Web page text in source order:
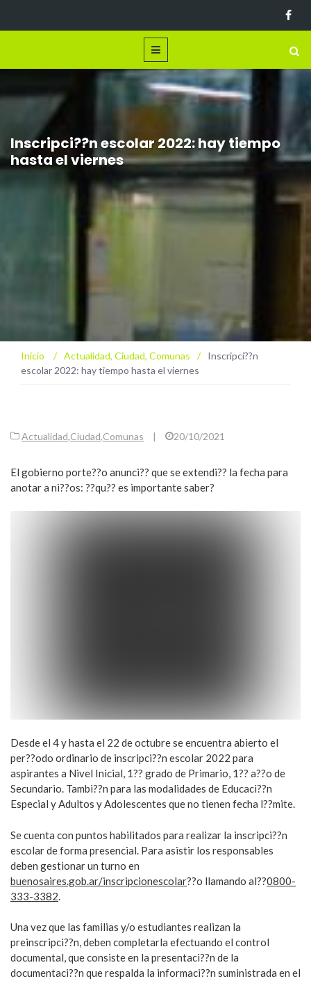
Inscripci??n escolar 2022: hay tiempo
hasta el viernes
Inicio / Actualidad, Ciudad, Comunas /
Inscripci??n
escolar 2022: hay tiempo hasta el viernes
Actualidad,Ciudad,Comunas | 20/10/2021
El gobierno porte??o anunci?? que se extendi?? la fecha para
anotar a ni??os: ??qu?? es importante saber?
Desde el 4 y hasta el 22 de octubre se encuentra abierto el
per??odo ordinario de inscripci??n escolar 2022 para
aspirantes a Nivel Inicial, 1?? grado de Primario, 1?? a??o de
Secundario. Tambi??n para las modalidades de Educaci??n
Especial y Adultos y Adolescentes que no tienen fecha l??mite.
Se cuenta con puntos habilitados para realizar la inscripci??n
escolar de forma presencial. Para asistir los responsables
deben gestionar un turno en
buenosaires.gob.ar/inscripcionescolar??o llamando al??0800-
333-3382
Una vez que las familias y/o estudiantes realizan la
preinscripci??n, deben completarla efectuando el control
documental, que consiste en la presentaci??n de la
documentaci??n que respalda la informaci??n suministrada en el